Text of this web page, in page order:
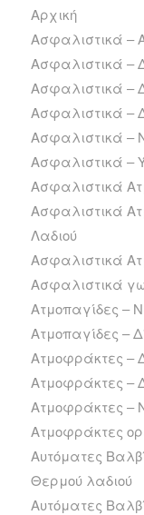
Αρχική
Ασφαλιστικά –
Ασφαλιστικά –
Ασφαλιστικά –
Ασφαλιστικά –
Ασφαλιστικά –
Ασφαλιστικά –
Ασφαλιστικά
Ασφαλιστικά
Λαδιού
Ασφαλιστικά
Ασφαλιστικά
Ατμοπαγίδες –
Ατμοπαγίδες –
Ατμοφράκτες –
Ατμοφράκτες –
Ατμοφράκτες –
Ατμοφράκτες
Αυτόματες
Θερμού λαδιού
Αυτόματες